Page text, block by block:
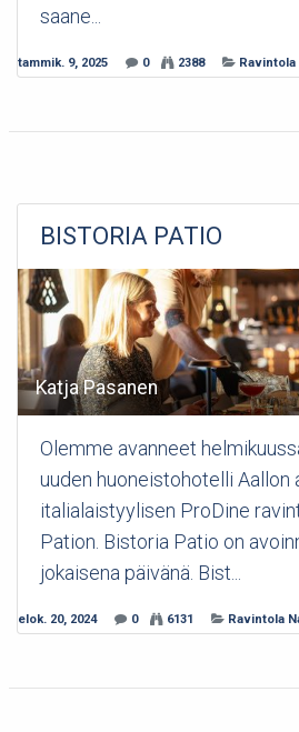
saane...
tammik. 9, 2025 0 2388 Ravintola
BISTORIA PATIO
Katja Pasanen
Olemme avanneet
uuden huoneistohotelli Aallon
italialaistyylisen ProDine
Pation. Bistoria Patio on
jokaisena päivänä. Bist...
elok. 20, 2024 0 6131 Ravintola